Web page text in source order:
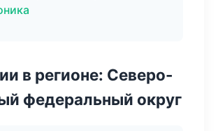
в регионе: Северо-
федеральный округ